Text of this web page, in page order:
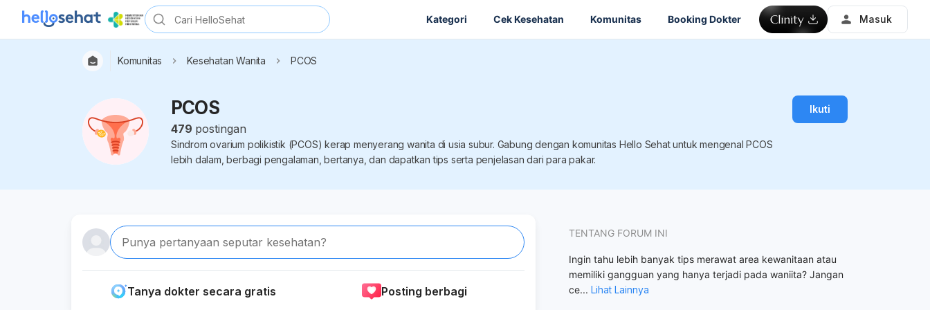
Kategori Cek Kesehatan Komunitas Booking Dokter Masuk
Komunitas Kesehatan Wanita PCOS
PCOS
479 postingan
Sindrom ovarium polikistik (PCOS) kerap menyerang wanita di usia subur. Gabung dengan komunitas Hello Sehat untuk mengenal PCOS
lebih dalam, berbagi pengalaman, bertanya, dan dapatkan tips serta penjelasan dari para pakar.
Ikuti
Punya pertanyaan seputar kesehatan?
Tanya dokter secara gratis Posting berbagi
TENTANG FORUM INI
Ingin tahu lebih banyak tips merawat area kewanitaan atau
memiliki gangguan yang hanya terjadi pada waniita? Jangan
ce...Lihat Lainnya